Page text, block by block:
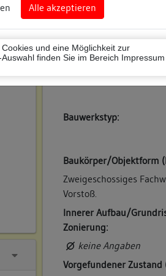
Alle akzeptieren
und eine Möglichkeit zur
finden Sie im Bereich
Umgebung, Lage:
Die Engelgasse führte
hin.
Lagedetail:
Bauwerkstyp:
Baukörper/Objektform
Zweigeschossiges
Vorstoß.
Innerer Aufbau/
Zonierung:
keine Angaben
Vorgefundener Zustand